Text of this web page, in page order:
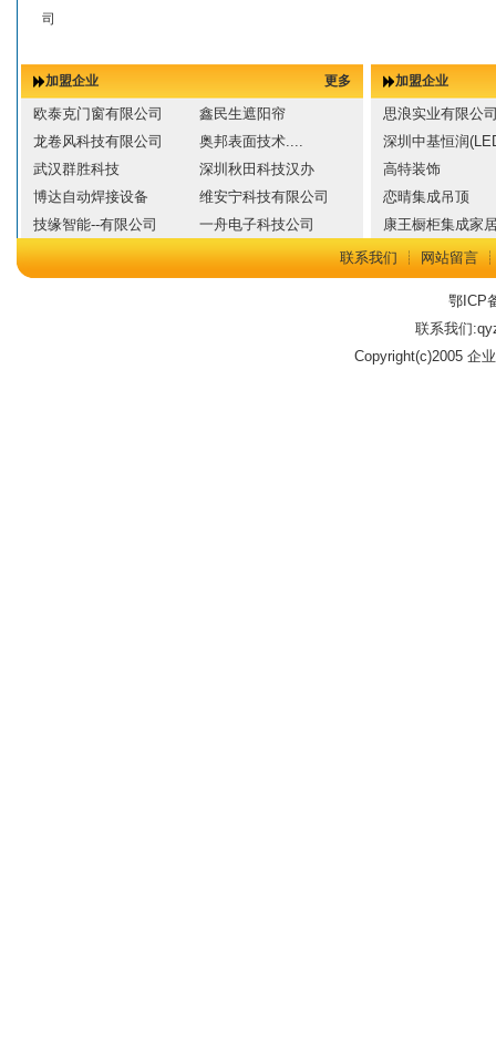
司
加盟企业 更多
欧泰克门窗有限公司
龙卷风科技有限公司
武汉群胜科技
博达自动焊接设备
技缘智能--有限公司
鑫民生遮阳帘
奥邦表面技术....
深圳秋田科技汉办
维安宁科技有限公司
一舟电子科技公司
加盟企业
思浪实业有限公
深圳中基恒润
高特装饰
恋晴集成吊顶
康王橱柜集成家
联系我们 ┊ 网站留言
鄂ICP
联系我们
Copyright(c)2005 企